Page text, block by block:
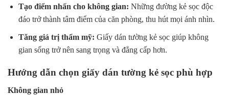
Tạo điểm nhấn cho không gian: Những đường kẻ sọc độc
đáo trở thành tâm điểm của căn phòng, thu hút mọi ánh nhìn.
Tăng giá trị thẩm mỹ: Giấy dán tường kẻ sọc giúp không
gian sống trở nên sang trọng và đẳng cấp hơn.
Hướng dẫn chọn giấy dán tường kẻ sọc phù hợp
Không gian nhỏ